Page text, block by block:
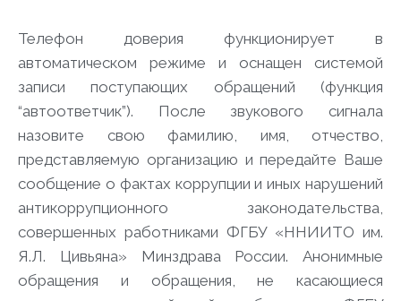
Телефон доверия функционирует в
автоматическом режиме и оснащен системой
записи поступающих обращений (функция
“автоответчик”). После звукового сигнала
назовите свою фамилию, имя, отчество,
представляемую организацию и передайте Ваше
сообщение о фактах коррупции и иных нарушений
антикоррупционного законодательства,
совершенных работниками ФГБУ «ННИИТО им.
Я.Л. Цивьяна» Минздрава России. Анонимные
обращения и обращения, не касающиеся